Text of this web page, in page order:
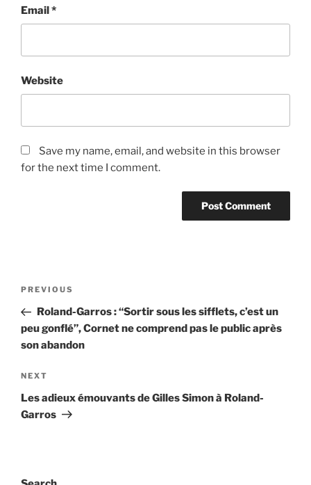
Email*
Website
Save my name, email, and website in this browser
for the next time I comment.
Previous
Post
PREVIOUS
Roland-Garros : “Sortir sous les sifflets, c’est un
peu gonflé”, Cornet ne comprend pas le public après
son abandon
Next
Post
NEXT
Les adieux émouvants de Gilles Simon à Roland-
Garros